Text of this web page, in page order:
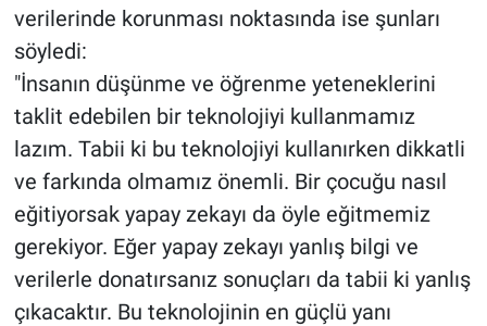
verilerinde korunması noktasında ise şunları
söyledi:
"İnsanın düşünme ve öğrenme yeteneklerini
taklit edebilen bir teknolojiyi kullanmamız
lazım. Tabii ki bu teknolojiyi kullanırken dikkatli
ve farkında olmamız önemli. Bir çocuğu nasıl
eğitiyorsak yapay zekayı da öyle eğitmemiz
gerekiyor. Eğer yapay zekayı yanlış bilgi ve
verilerle donatırsanız sonuçları da tabii ki yanlış
çıkacaktır. Bu teknolojinin en güçlü yanı